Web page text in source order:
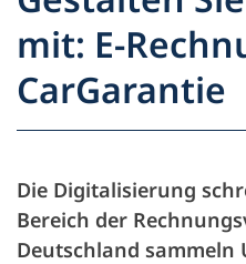
Partners
Service en
Partner
De
Pers
mit: E-
CarGarantie
Die Digitalisierung
Bereich der
Deutschland sammeln